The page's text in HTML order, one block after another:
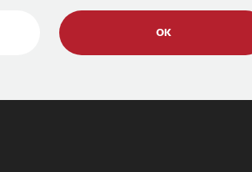
OK